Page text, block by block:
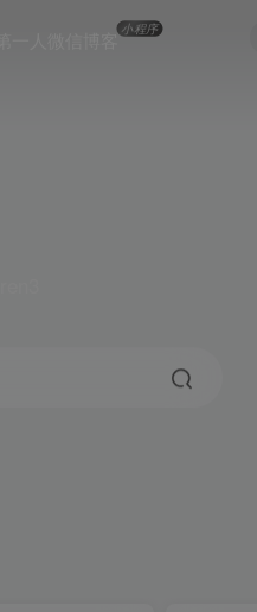
第一人微信博客小程序